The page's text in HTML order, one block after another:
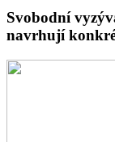
Svobodní
navrhují